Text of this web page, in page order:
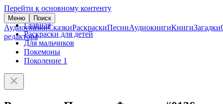
Перейти к основному контенту
Меню Поиск
АудиосказкиСказкиРаскраскиПесниАудиокнигиКнигиЗагадки
редактора
Главная
Раскраски для детей
Для мальчиков
Покемоны
Поколение 1